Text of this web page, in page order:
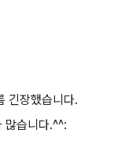
긴장했습니다.
많습니다.^^: